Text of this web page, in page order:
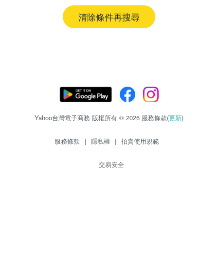
清除條件再搜尋
Yahoo台灣電子商務 版權所有 © 2026 服務條款(更新)
服務條款 | 隱私權 | 拍賣使用規範
交易安全